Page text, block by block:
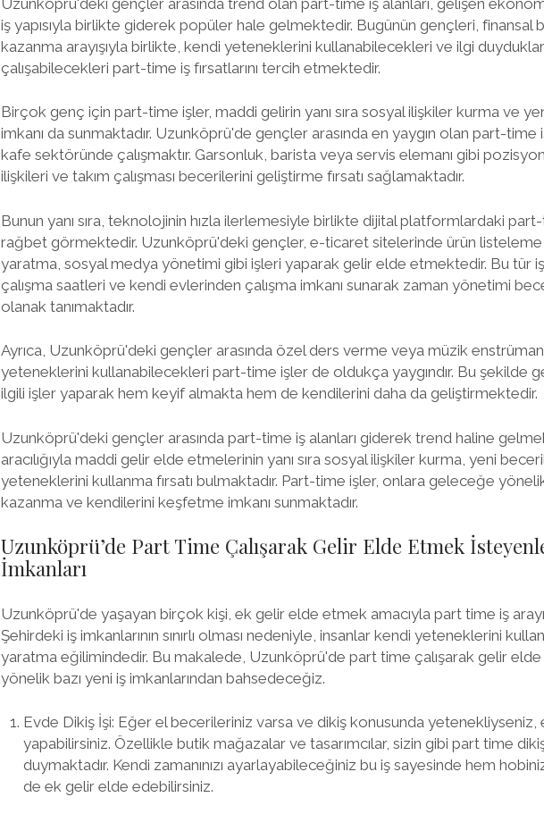
iş yapısıyla birlikte giderek popüler hale gelmektedir. Bugünün gençleri, finansal
kazanma arayışıyla birlikte, kendi yeteneklerini kullanabilecekleri ve ilgi
çalışabilecekleri part-time iş fırsatlarını tercih etmektedir.
Birçok genç için part-time işler, maddi gelirin yanı sıra sosyal ilişkiler kurma ve
imkanı da sunmaktadır. Uzunköprü'de gençler arasında en yaygın olan part-
kafe sektöründe çalışmaktır. Garsonluk, barista veya servis elemanı gibi
ilişkileri ve takım çalışması becerilerini geliştirme fırsatı sağlamaktadır.
Bunun yanı sıra, teknolojinin hızla ilerlemesiyle birlikte dijital platformlardaki
rağbet görmektedir. Uzunköprü'deki gençler, e-ticaret sitelerinde ürün
yaratma, sosyal medya yönetimi gibi işleri yaparak gelir elde etmektedir. Bu tür
çalışma saatleri ve kendi evlerinden çalışma imkanı sunarak zaman yönetimi
olanak tanımaktadır.
Ayrıca, Uzunköprü'deki gençler arasında özel ders verme veya müzik
yeteneklerini kullanabilecekleri part-time işler de oldukça yaygındır. Bu şekilde
ilgili işler yaparak hem keyif almakta hem de kendilerini daha da geliştirmektedir.
Uzunköprü'deki gençler arasında part-time iş alanları giderek trend haline
aracılığıyla maddi gelir elde etmelerinin yanı sıra sosyal ilişkiler kurma, yeni
yeteneklerini kullanma fırsatı bulmaktadır. Part-time işler, onlara geleceğe
kazanma ve kendilerini keşfetme imkanı sunmaktadır.
Uzunköprü’de Part Time Çalışarak Gelir Elde Etmek
İmkanları
Uzunköprü'de yaşayan birçok kişi, ek gelir elde etmek amacıyla part time iş
Şehirdeki iş imkanlarının sınırlı olması nedeniyle, insanlar kendi yeteneklerini
yaratma eğilimindedir. Bu makalede, Uzunköprü'de part time çalışarak gelir
yönelik bazı yeni iş imkanlarından bahsedeceğiz.
Evde Dikiş İşi: Eğer el becerileriniz varsa ve dikiş konusunda yetenekliyseniz,
yapabilirsiniz. Özellikle butik mağazalar ve tasarımcılar, sizin gibi part time
duymaktadır. Kendi zamanınızı ayarlayabileceğiniz bu iş sayesinde hem
de ek gelir elde edebilirsiniz.